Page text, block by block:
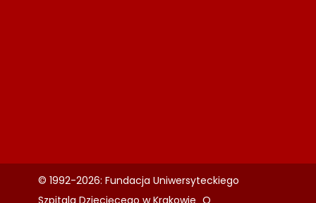
© 1992-2026: Fundacja Uniwersyteckiego
Szpitala Dziecięcego w Krakowie „O